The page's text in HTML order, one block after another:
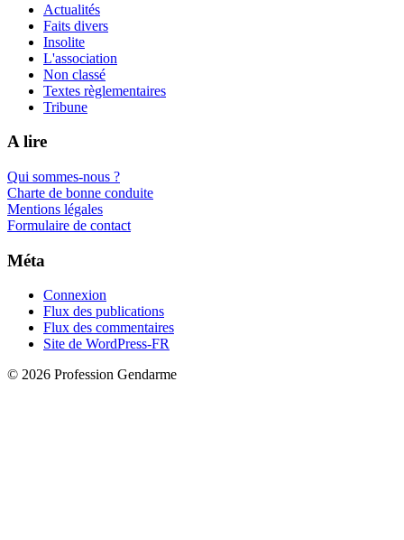
Actualités
Faits divers
Insolite
L'association
Non classé
Textes règlementaires
Tribune
A lire
Qui sommes-nous ?
Charte de bonne conduite
Mentions légales
Formulaire de contact
Méta
Connexion
Flux des publications
Flux des commentaires
Site de WordPress-FR
© 2026 Profession Gendarme